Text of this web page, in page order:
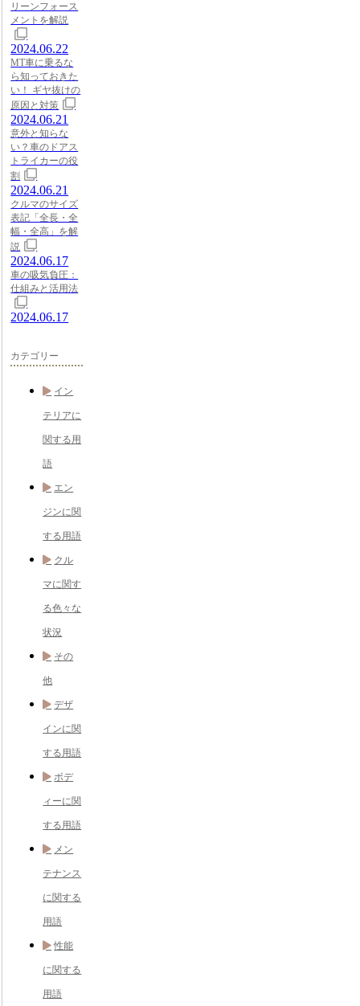
リーンフォース
メントを解説
2024.06.22
MT車に乗るな
ら知っておきた
い！ ギヤ抜けの
原因と対策
2024.06.21
意外と知らな
い？車のドアス
トライカーの役
割
2024.06.21
クルマのサイズ
表記「全長・全
幅・全高」を解
説
2024.06.17
車の吸気負圧：
仕組みと活用法
2024.06.17
カテゴリー
イン
テリアに
関する用
語
エン
ジンに関
する用語
クル
マに関す
る色々な
状況
その
他
デザ
インに関
する用語
ボデ
ィーに関
する用語
メン
テナンス
に関する
用語
性能
に関する
用語